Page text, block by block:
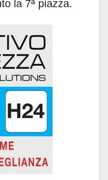
la 7ª piazza.